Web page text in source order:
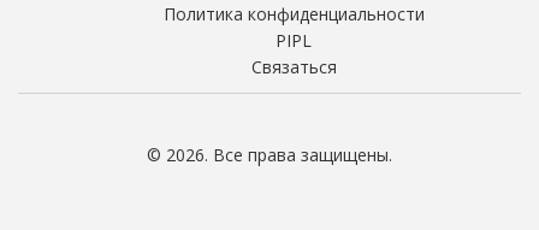
Политика конфиденциальности
PIPL
Связаться
© 2026. Все права защищены.